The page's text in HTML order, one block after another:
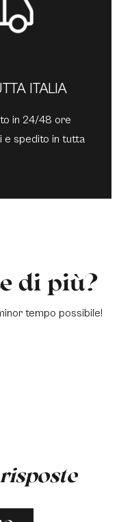
ITALIA
in 24/48 ore
e spedito in tutta
di più?
tempo possibile!